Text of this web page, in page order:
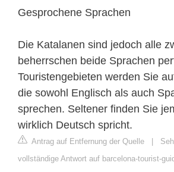
Gesprochene Sprachen
Die Katalanen sind jedoch alle
beherrschen beide Sprachen
Touristengebieten werden Sie
die sowohl Englisch als auch
sprechen. Seltener finden Sie
wirklich Deutsch spricht.
Antrag auf Entfernung der Quelle |
vollständige Antwort auf barcelona-tourist-